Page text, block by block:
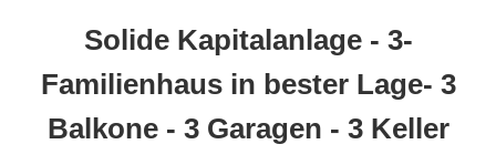
Solide Kapitalanlage - 3-
Familienhaus in bester Lage- 3
Balkone - 3 Garagen - 3 Keller